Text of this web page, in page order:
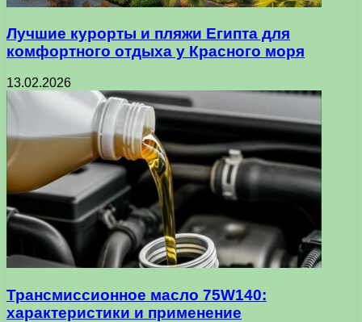
Лучшие курорты и пляжи Египта для
комфортного отдыха у Красного моря
13.02.2026
Трансмиссионное масло 75W140:
характеристики и применение